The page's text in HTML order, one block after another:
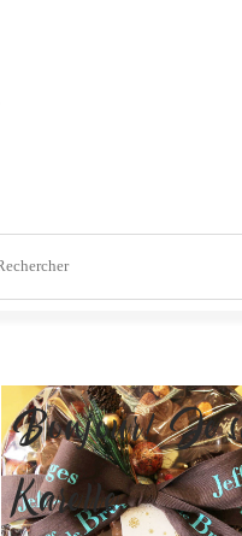
Bonjour! Je
Karelle.